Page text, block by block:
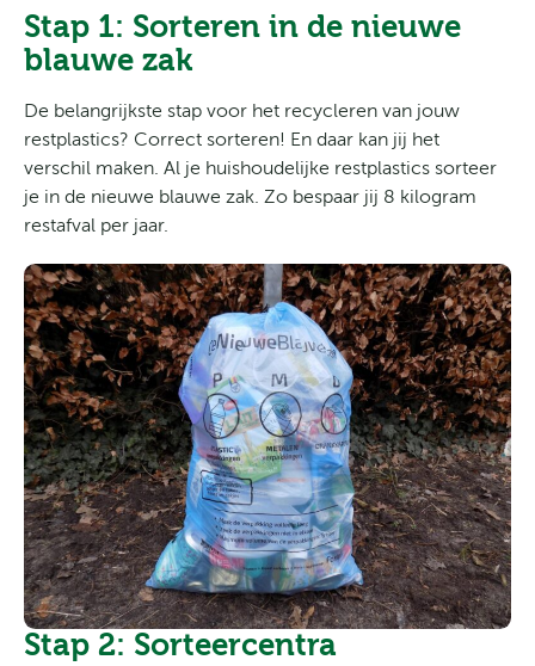
Stap 1: Sorteren in de nieuwe
blauwe zak
De belangrijkste stap voor het recycleren van jouw
restplastics? Correct sorteren! En daar kan jij het
verschil maken. Al je huishoudelijke restplastics sorteer
je in de nieuwe blauwe zak. Zo bespaar jij 8 kilogram
restafval per jaar.
Stap 2: Sorteercentra